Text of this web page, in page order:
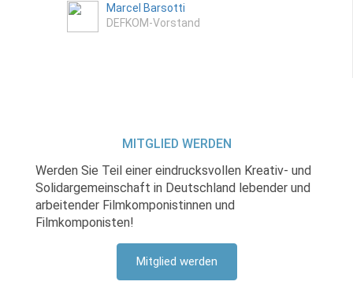
Marcel Barsotti
DEFKOM-Vorstand
MITGLIED WERDEN
Werden Sie Teil einer eindrucksvollen Kreativ- und
Solidargemeinschaft in Deutschland lebender und
arbeitender Filmkomponistinnen und
Filmkomponisten!
Mitglied werden